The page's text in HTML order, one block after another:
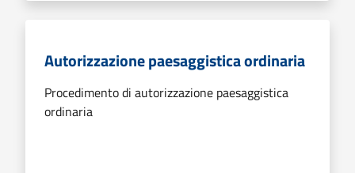
Autorizzazione paesaggistica ordinaria
Procedimento di autorizzazione paesaggistica
ordinaria